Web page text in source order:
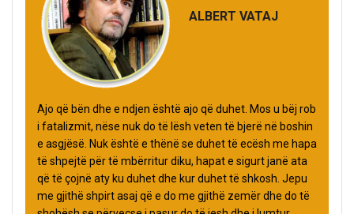
ALBERT VATAJ
Ajo që bën dhe e ndjen është ajo që duhet. Mos u bëj rob
i fatalizmit, nëse nuk do të lësh veten të bjerë në boshin
e asgjësë. Nuk është e thënë se duhet të ecësh me hapa
të shpejtë për të mbërritur diku, hapat e sigurt janë ata
që të çojnë aty ku duhet dhe kur duhet të shkosh. Jepu
me gjithë shpirt asaj që e do me gjithë zemër dhe do të